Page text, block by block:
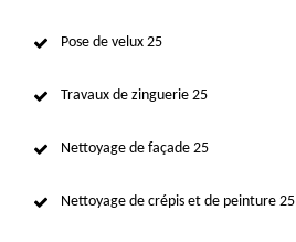
Pose de velux 25
Travaux de zinguerie 25
Nettoyage de façade 25
Nettoyage de crépis et de peinture 25